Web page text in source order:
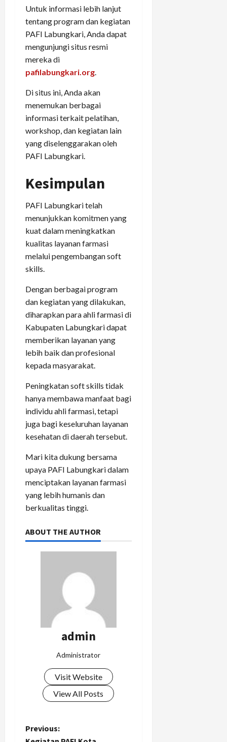
Untuk informasi lebih lanjut
tentang program dan kegiatan
PAFI Labungkari, Anda dapat
mengunjungi situs resmi
mereka di
pafilabungkari.org.
Di situs ini, Anda akan
menemukan berbagai
informasi terkait pelatihan,
workshop, dan kegiatan lain
yang diselenggarakan oleh
PAFI Labungkari.
Kesimpulan
PAFI Labungkari telah
menunjukkan komitmen yang
kuat dalam meningkatkan
kualitas layanan farmasi
melalui pengembangan soft
skills.
Dengan berbagai program
dan kegiatan yang dilakukan,
diharapkan para ahli farmasi di
Kabupaten Labungkari dapat
memberikan layanan yang
lebih baik dan profesional
kepada masyarakat.
Peningkatan soft skills tidak
hanya membawa manfaat bagi
individu ahli farmasi, tetapi
juga bagi keseluruhan layanan
kesehatan di daerah tersebut.
Mari kita dukung bersama
upaya PAFI Labungkari dalam
menciptakan layanan farmasi
yang lebih humanis dan
berkualitas tinggi.
ABOUT THE AUTHOR
admin
Administrator
Visit Website
View All Posts
P
Previous: